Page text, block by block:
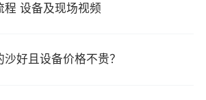
程 设备及现场视频
好且设备价格不贵？